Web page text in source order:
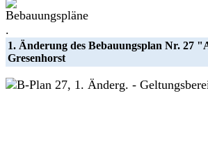
.
1. Änderung des Bebauungsplan Nr. 27
Gresenhorst